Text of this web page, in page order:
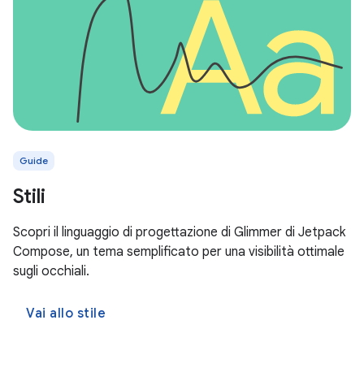
Guide
Stili
Scopri il linguaggio di progettazione di Glimmer di Jetpack
Compose, un tema semplificato per una visibilità ottimale
sugli occhiali.
Vai allo stile